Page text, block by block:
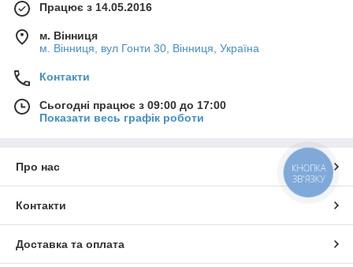
Працює з 14.05.2016
м. Вінниця
м. Вінниця, вул Гонти 30, Вінниця, Україна
Контакти
Сьогодні працює з 09:00 до 17:00
Показати весь графік роботи
Про нас
Контакти
Доставка та оплата
КНОПКА
ЗВ'ЯЗКУ